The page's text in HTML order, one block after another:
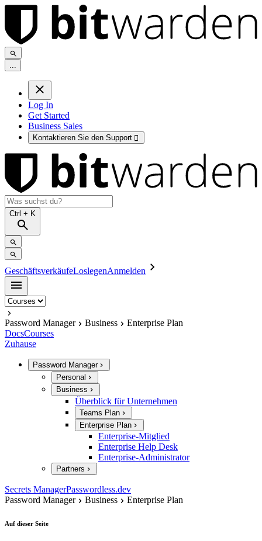
...
Log In
Get Started
Business Sales
Kontaktieren Sie den Support 
Ctrl + K
GeschäftsverkäufeLoslegenAnmelden
Password Manager Business
Enterprise Plan
DocsCourses
Zuhause
Password Manager
Personal
Business
Überblick für Unternehmen
Teams Plan
Enterprise Plan
Enterprise-Mitglied
Enterprise Help Desk
Enterprise-Administrator
Partners
Secrets ManagerPasswordless.dev
Password Manager
Business Enterprise Plan
Auf dieser Seite